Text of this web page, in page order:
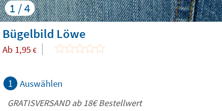
1 / 4
Bügelbild Löwe
Ab 1,95 €
1 Auswählen
GRATISVERSAND ab18€Bestellwert